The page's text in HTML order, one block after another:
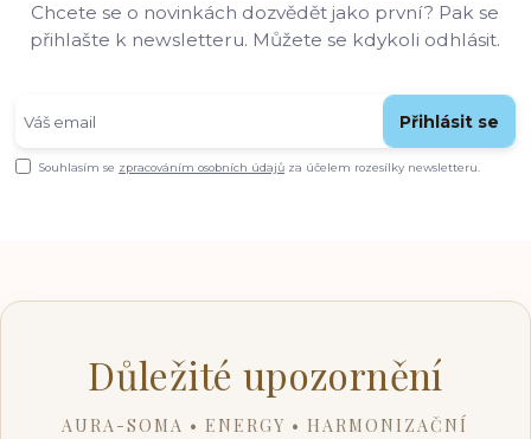
Chcete se o novinkách dozvědět jako první? Pak se
přihlašte k newsletteru. Můžete se kdykoli odhlásit.
Přihlásit se
Souhlasím se zpracováním osobních údajů za účelem rozesílky newsletteru.
Důležité upozornění
AURA-SOMA • ENERGY • HARMONIZAČNÍ